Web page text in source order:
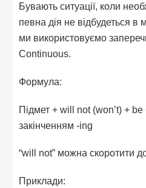
Бувають ситуації, коли
певна дія не відбудеться в
ми використовуємо
Continuous.
Формула:
Підмет + will not (won’t) + be
закінченням -ing
“will not” можна скоротити до
Приклади: